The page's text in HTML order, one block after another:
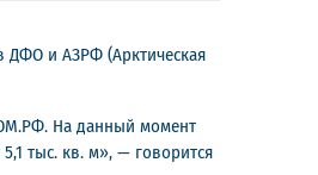
ДФО и АЗРФ (Арктическая
На данный момент
тыс. кв. м», — говорится